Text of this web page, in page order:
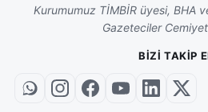
Kurumumuz TİMBİR üyesi, BHA
Gazeteciler
BIZI TAKIP